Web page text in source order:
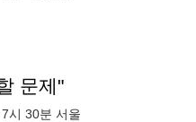
문제"
시 30분 서울